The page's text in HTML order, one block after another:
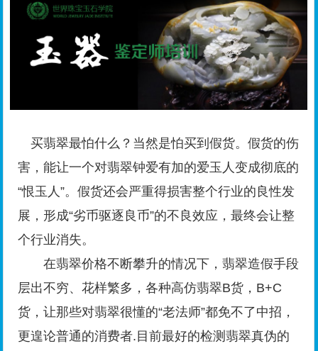
买翡翠最怕什么？当然是怕买到假货。假货的伤
害，能让一个对翡翠钟爱有加的爱玉人变成彻底的
“恨玉人”。假货还会严重得损害整个行业的良性发
展，形成“劣币驱逐良币”的不良效应，最终会让整
个行业消失。
在翡翠价格不断攀升的情况下，翡翠造假手段
层出不穷、花样繁多，各种高仿翡翠B货 ，B+C
货，让那些对翡翠很懂的“老法师”都免不了中招，
更遑论普通的消费者.目前最好的检测翡翠真伪的